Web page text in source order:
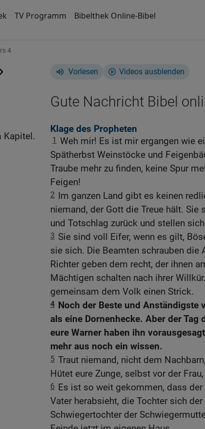
TV Programm Bibelthek Online-Bibel
4
Vorlesen Videos ausblenden
Gute Nachricht Bibel
Klage des Propheten
1 Weh mir! Es ist mir ergangen wie
Spätherbst Weinstöcke und
Traube mehr zu finden, keine Spur
Feigen!
2 Im ganzen Land gibt es keinen
niemand, der Gott die Treue hält. Sie
und Totschlag zurück und stellen
3 Sie sind voll Eifer, wenn es gilt,
sie sich. Die Beamten schrauben die
Richter geben dem recht, der ihnen
Mächtigen schalten nach ihrer
gemeinsam dem Volk einen Strick.
4 Noch der Beste und Anständigste
als eine Dornenhecke. Aber der Tag
eure Warner haben ihn
mehr aus noch ein wissen.
5 Traut niemand, nicht dem
Hütet eure Zunge, selbst vor der
6 Es ist so weit gekommen, dass
Vater herabsieht, die Tochter sich
Schwiegertochter der
Kapitel.